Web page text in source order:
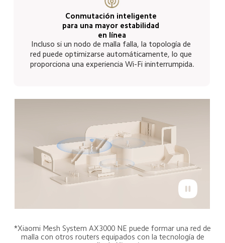
Conmutación inteligente
para una mayor estabilidad
en línea
Incluso si un nodo de malla falla, la topología de
red puede optimizarse automáticamente, lo que
proporciona una experiencia Wi-Fi ininterrumpida.
*Xiaomi Mesh System AX3000 NE puede formar una red de
malla con otros routers equipados con la tecnología de